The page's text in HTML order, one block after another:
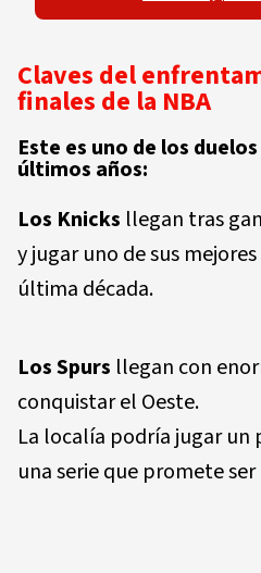
Claves del
finales de la NBA
Este es uno de los
últimos años:
Los Knicks llegan tras
y jugar uno de sus
última década.
Los Spurs llegan con
conquistar el Oeste.
La localía podría jugar
una serie que promete